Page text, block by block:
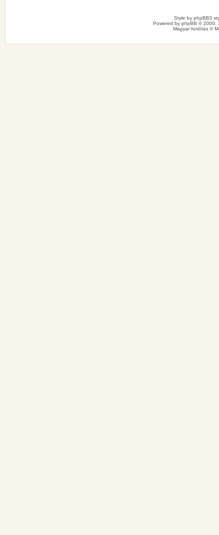
Style by phpBB3
Powered by phpBB © 2000,
Magyar fordítás ©